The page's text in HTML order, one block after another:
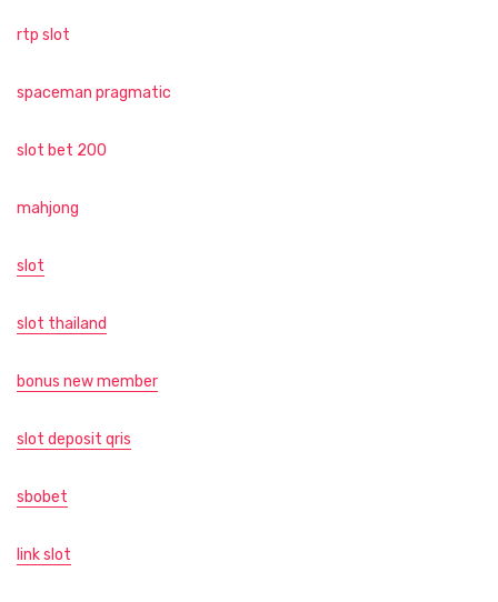
rtp slot
spaceman pragmatic
slot bet 200
mahjong
slot
slot thailand
bonus new member
slot deposit qris
sbobet
link slot